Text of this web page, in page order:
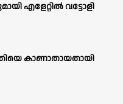
എളേറ്റിൽ വട്ടോളി
കാണാതായതായി